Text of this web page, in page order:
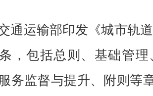
运输部印发《城市轨道
，包括总则、基础管
务监督与提升、附则等